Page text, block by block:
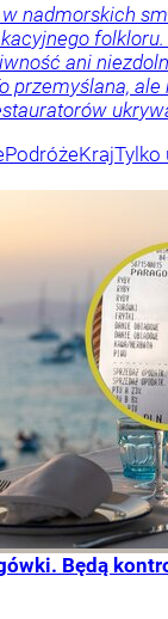
nadmorskich
ani
przemyślana, ale
PodróżeKrajTylko
Będą